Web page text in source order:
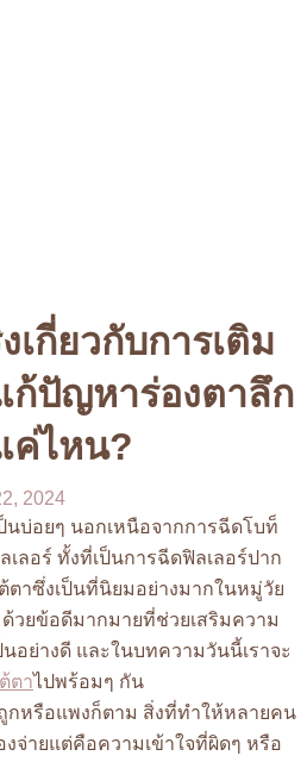
เกี่ยวกับการเติม
ปัญหาร่องตาลึก
ค่ไหน?
2024
นบ่อยๆ นอกเหนือจากการฉีดโบท็
ลอร์ ทั้งที่เป็นการฉีดฟิลเลอร์ปาก
ตาซึ่งเป็นที่นิยมอย่างมากในหมู่วัย
วยข้อดีมากมายที่ช่วยเสริมความ
อย่างดี และในบทความวันนี้เราจะ
ตาไปพร้อมๆ กัน
กหรือแพงก็ตาม สิ่งที่ทำให้หลายคน
งจ่ายแต่คือความเข้าใจที่ผิดๆ หรือ